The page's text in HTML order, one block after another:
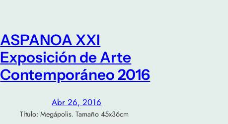
ASPANOA XXI
Exposición de Arte
Contemporáneo 2016
Abr 26, 2016
Título: Megápolis. Tamaño 45x36cm